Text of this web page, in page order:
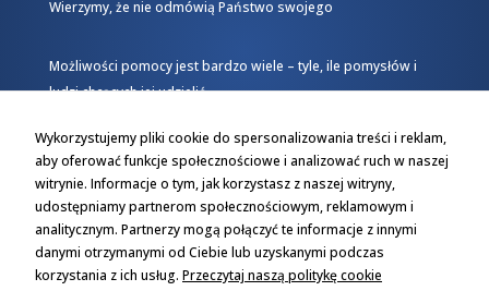
Wierzymy, że nie odmówią Państwo swojego
Możliwości pomocy jest bardzo wiele – tyle, ile pomysłów i
ludzi chcących jej udzielić.
Wykorzystujemy pliki cookie do spersonalizowania treści i reklam,
aby oferować funkcje społecznościowe i analizować ruch w naszej
witrynie. Informacje o tym, jak korzystasz z naszej witryny,
udostępniamy partnerom społecznościowym, reklamowym i
analitycznym. Partnerzy mogą połączyć te informacje z innymi
danymi otrzymanymi od Ciebie lub uzyskanymi podczas
korzystania z ich usług. Przeczytaj naszą politykę cookie